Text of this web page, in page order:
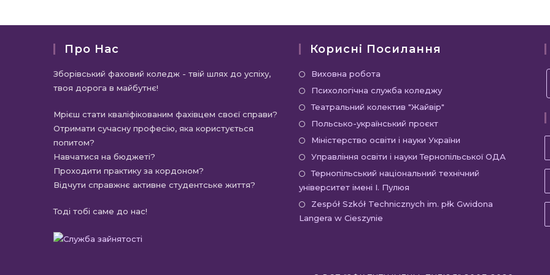
Про Нас
Зборівський фаховий коледж - твій шлях до успіху,
твоя дорога в майбутнє!
Мрієш стати кваліфікованим фахівцем своєї справи?
Отримати сучасну професію, яка користується
попитом?
Навчатися на бюджеті?
Проходити практику за кордоном?
Відчути справжнє активне студентське життя?
Тоді тобі саме до нас!
Корисні Посилання
Виховна роботаВідкриється
в
новій
вкладці
Психологічна служба коледжуВідкриється
в
вкладці
Театральний колектив "Жайвір"Відкриється
новій
вкладці
Польсько-український проєктВідкриється
в
новій
вкладці
Міністерство освіти і науки УкраїниВідкриється
в
новій
Управління освіти і науки Тернопільської ОДА
Тернопільський національний технічний
університет імені І. Пулюя
новій
Zespół Szkół Technicznych im. płk Gwidona
Langera w Cieszynie